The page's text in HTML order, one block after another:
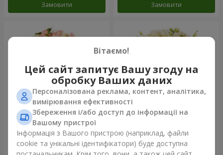
Замовити Замовити
Букет "Reverence"
2 665 грн
Букет "Блакитна казка"
5 656 грн
Вітаємо!
Цей сайт запитує Вашу згоду на
обробку Ваших даних
Персоналізована реклама, контент, аналітика,
вимірювання ефективності
Збереження і/або доступ до інформації на
Вашому пристрої
Інформація з Вашого пристрою (наприклад, файли
cookie та унікальні ідентифікатори) буде доступна